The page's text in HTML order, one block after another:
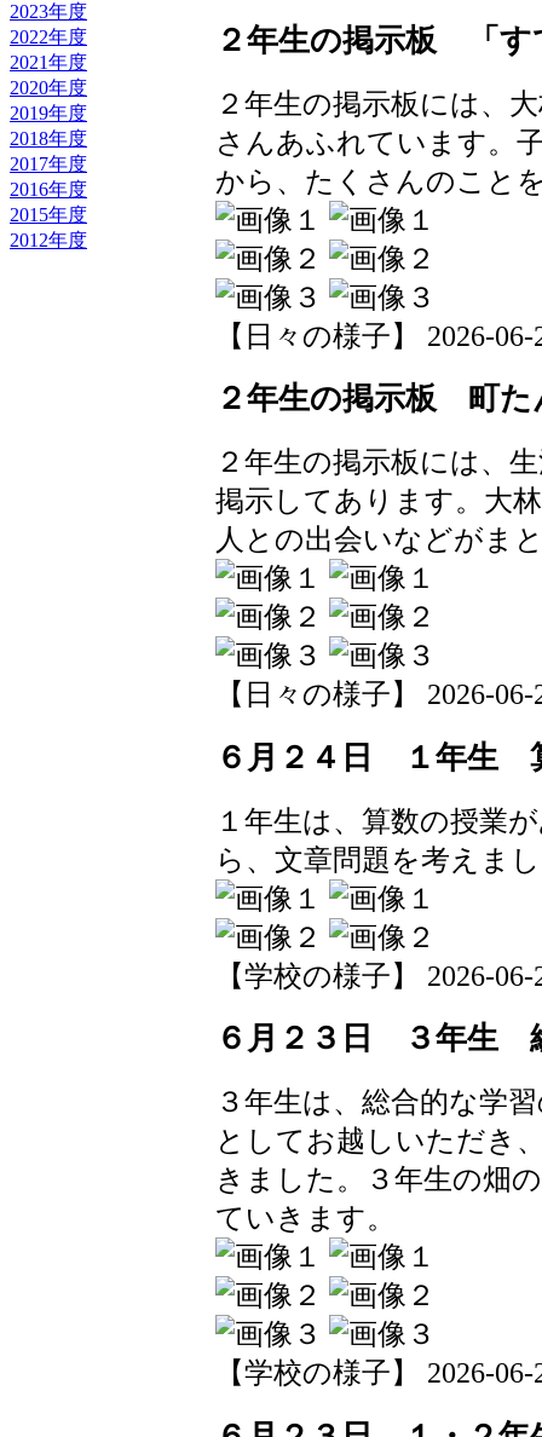
2023年度
2022年度
2021年度
2020年度
2019年度
2018年度
2017年度
2016年度
2015年度
2012年度
２年生の掲示板 「す
２年生の掲示板には、
さんあふれています。
から、たくさんのこと
【日々の様子】 2026-
２年生の掲示板 町た
２年生の掲示板には、
掲示してあります。大
人との出会いなどがま
【日々の様子】 2026-
６月２４日 １年生
１年生は、算数の授業
ら、文章問題を考えま
【学校の様子】 2026-
６月２３日 ３年生
３年生は、総合的な学
としてお越しいただき
きました。３年生の畑
ていきます。
【学校の様子】 2026-